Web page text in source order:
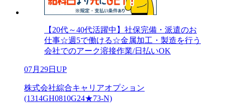
【20代～40代活躍中】社保完備・派遣のお
仕事☆週5で働ける☆金属加工・製造を行う
会社でのアーク溶接作業/日払いOK
07月29日UP
株式会社綜合キャリアオプション
(1314GH0810G24★73-N)